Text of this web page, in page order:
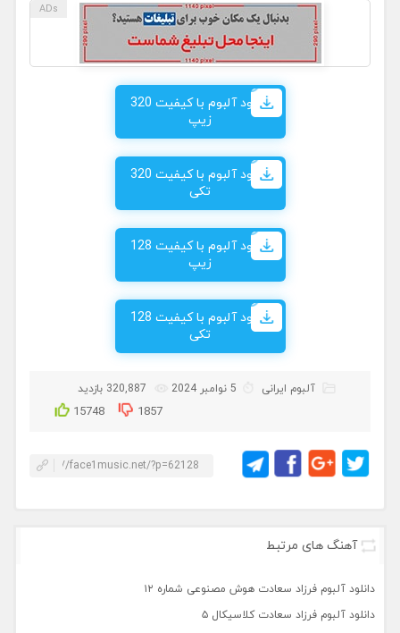
دانلود آلبوم با کیفیت 320
زیپ
دانلود آلبوم با کیفیت 320
تکی
دانلود آلبوم با کیفیت 128
زیپ
دانلود آلبوم با کیفیت 128
تکی
آلبوم ایرانی 5 نوامبر 2024 320,887 بازدید
15748 1857
آهنگ های مرتبط
دانلود آلبوم فرزاد سعادت هوش مصنوعی شماره ۱۲
دانلود آلبوم فرزاد سعادت کلاسیکال ۵